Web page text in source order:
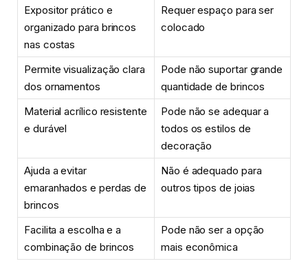
Expositor prático e
organizado para brincos
nas costas
Requer espaço para ser
colocado
Permite visualização clara
dos ornamentos
Pode não suportar grande
quantidade de brincos
Material acrílico resistente
e durável
Pode não se adequar a
todos os estilos de
decoração
Ajuda a evitar
emaranhados e perdas de
brincos
Não é adequado para
outros tipos de joias
Facilita a escolha e a
combinação de brincos
Pode não ser a opção
mais econômica